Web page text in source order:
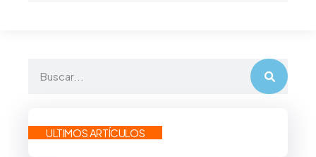
ULTIMOS ARTÍCULOS